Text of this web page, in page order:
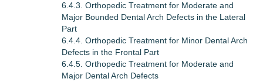
6.4.3. Orthopedic Treatment for Moderate and
Major Bounded Dental Arch Defects in the Lateral
Part
6.4.4. Orthopedic Treatment for Minor Dental Arch
Defects in the Frontal Part
6.4.5. Orthopedic Treatment for Moderate and
Major Dental Arch Defects